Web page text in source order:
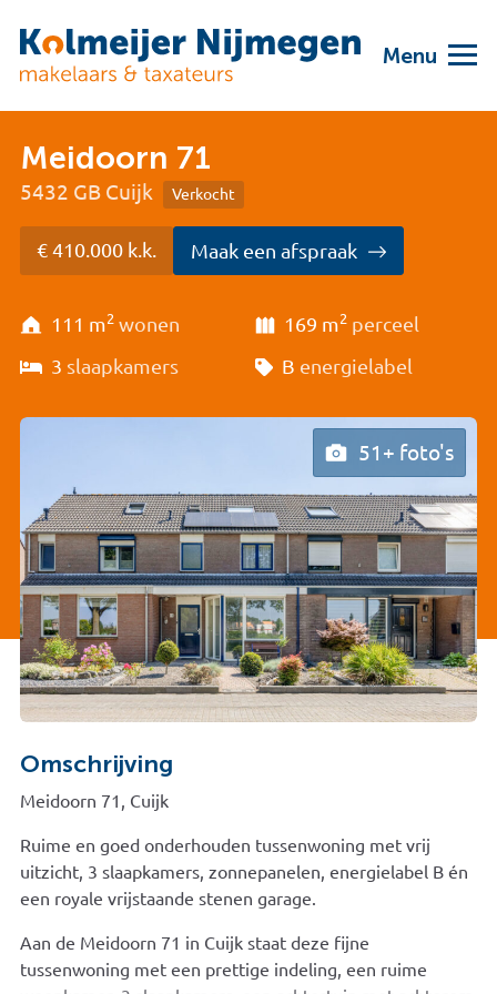
Menu
Meidoorn 71
5432 GB Cuijk Verkocht
€ 410.000 k.k. Maak een afspraak
111 m2 wonen 169 m2 perceel
3 slaapkamers B energielabel
51+ foto's
Omschrijving
Meidoorn 71, Cuijk
Ruime en goed onderhouden tussenwoning met vrij
uitzicht, 3 slaapkamers, zonnepanelen, energielabel B én
een royale vrijstaande stenen garage.
Aan de Meidoorn 71 in Cuijk staat deze fijne
tussenwoning met een prettige indeling, een ruime